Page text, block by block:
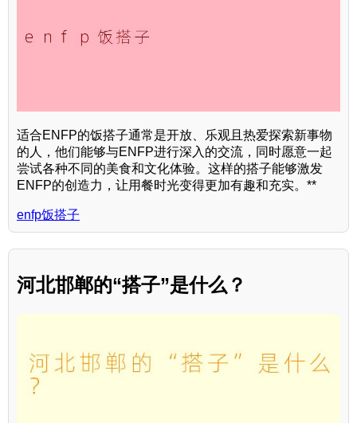
适合ENFP的饭搭子通常是开放、乐观且热爱探索新事物
的人，他们能够与ENFP进行深入的交流，同时愿意一起
尝试各种不同的美食和文化体验。这样的搭子能够激发
ENFP的创造力，让用餐时光变得更加有趣和充实。**
enfp饭搭子
河北邯郸的“搭子”是什么？